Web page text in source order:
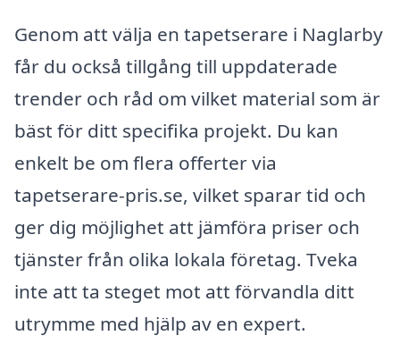
Genom att välja en tapetserare i Naglarby
får du också tillgång till uppdaterade
trender och råd om vilket material som är
bäst för ditt specifika projekt. Du kan
enkelt be om flera offerter via
tapetserare-pris.se, vilket sparar tid och
ger dig möjlighet att jämföra priser och
tjänster från olika lokala företag. Tveka
inte att ta steget mot att förvandla ditt
utrymme med hjälp av en expert.